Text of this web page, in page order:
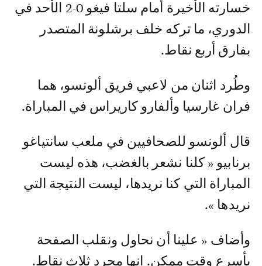
خسارته الأخيرة أمام سلتا فيغو 0-2 الأحد في
الدوري، ما تركه خلف برشلونة المتصدر
بفارق أربع نقاط.
وطُرد اثنان من لاعبي فريق ألونسو، هما
فران غارسيا وألفارو كاريراس في المباراة.
قال ألونسو للصحافيين في ملعب سانتياغو
برنابيو « كلنا نشعر بالغضب، هذه ليست
المباراة التي كنا نريدها، ليست النتيجة التي
نريدها ».
وأضاف « علينا أن نحاول ونقلب الصفحة
بأسرع وقت ممكن. إنها مجرد ثلاث نقاط.